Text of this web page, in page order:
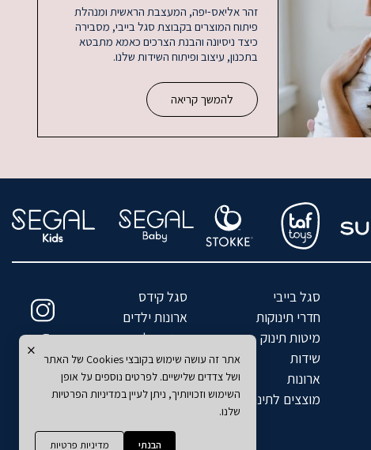
×
אתר זה עושה שימוש בקובצי Cookies של האתר
ושל צדדים שלישיים. לפרטים נוספים על אופן
השימוש וזכויותיך, ניתן לעיין במדיניות הפרטיות
שלנו.
הבנתי מדיניות פרטיות
זהר אליאס-יפה, המעצבת הראשית ומנהלת
פיתוח המוצרים בקבוצת סגל בייבי, מסבירה
כיצד ניסיונה והבנת הצרכים כאמא מתבטא
בתכנון, עיצוב ופיתוח השידות שלנו.
להמשך קריאה
סגל בייבי
חדרי תינוקות
מיטות תינוק
שידות
ארונות
מוצצים לתינוקות
סגל קידס
ארונות ילדים
מיטות ילדים
מזרנים לילדים
כסאות אוכל
שטיחים